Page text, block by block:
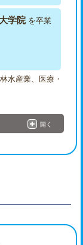
学院 を卒業
水産業、医療・
開く